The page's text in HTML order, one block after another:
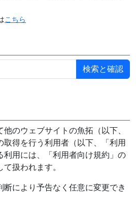
こちら
他のウェブサイトの魚拓（以下、
取得を行う利用者（以下、「利用
利用には、「利用者向け規約」の
扱われます。
により予告なく任意に変更でき